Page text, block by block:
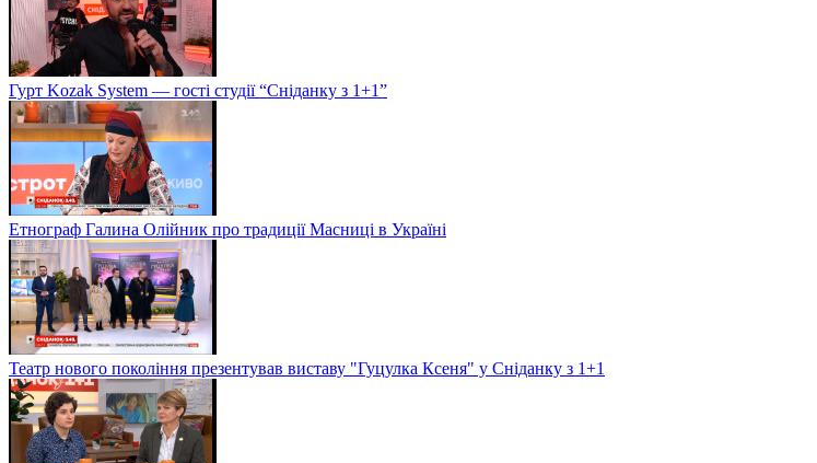
Гурт Kozak System — гості студії “Сніданку з 1+1”
Етнограф Галина Олійник про традиції Масниці в Україні
Театр нового покоління презентував виставу "Гуцулка Ксеня" у Сніданку з 1+1